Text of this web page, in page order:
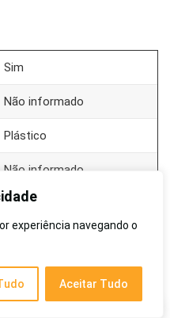
experiência navegando o
Aceitar Tudo
Sim
Não informado
Plástico
Não informado
70W